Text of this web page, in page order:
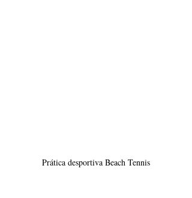
Prática desportiva Beach Tennis